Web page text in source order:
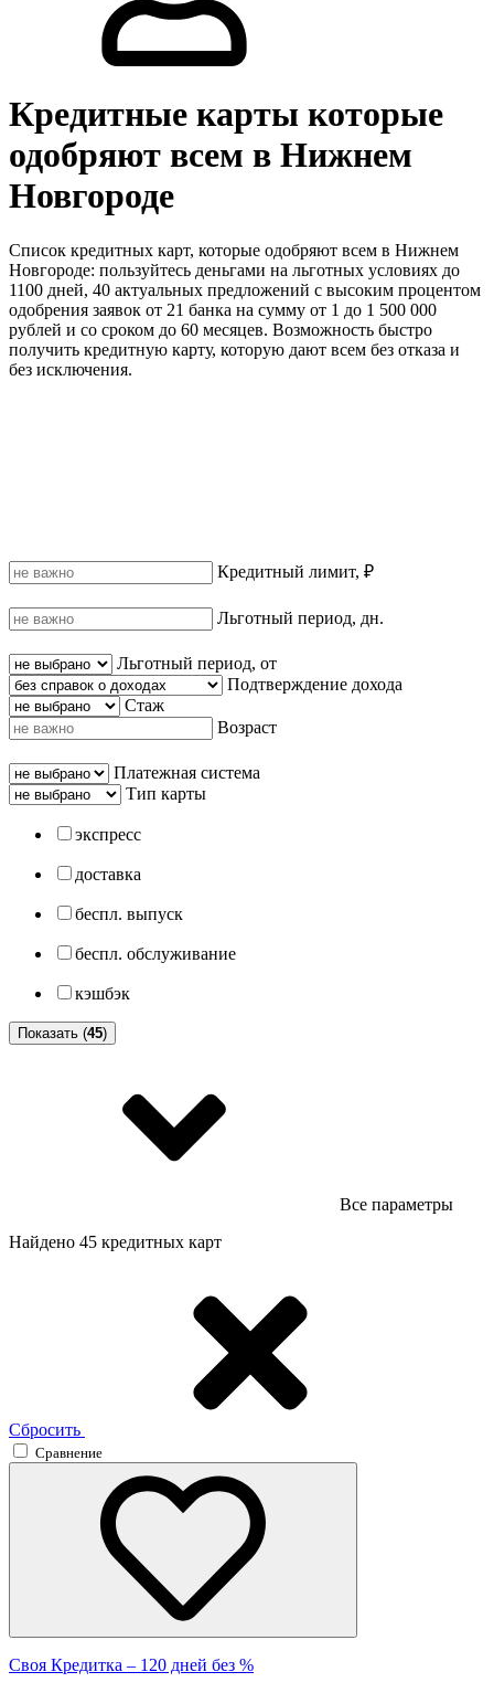
Кредитные карты которые
одобряют всем в Нижнем
Новгороде
Список кредитных карт, которые одобряют всем в Нижнем
Новгороде: пользуйтесь деньгами на льготных условиях до
1100 дней, 40 актуальных предложений с высоким процентом
одобрения заявок от 21 банка на сумму от 1 до 1 500 000
рублей и со сроком до 60 месяцев. Возможность быстро
получить кредитную карту, которую дают всем без отказа и
без исключения.
Кредитный лимит, ₽
Льготный период, дн.
Льготный период, от
Подтверждение дохода
Стаж
Возраст
Платежная система
Тип карты
экспресс
доставка
беспл. выпуск
беспл. обслуживание
кэшбэк
Показать (45)
Все параметры
Найдено 45 кредитных карт
Сбросить
Сравнение
Своя Кредитка – 120 дней без %